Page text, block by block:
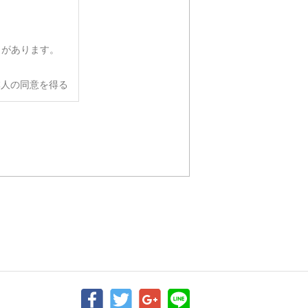
あります。
の同意を得る
力する必要が
庁等から法的
く提供するこ